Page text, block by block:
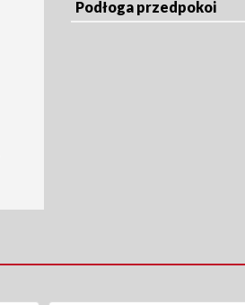
Podłoga przedpokoi